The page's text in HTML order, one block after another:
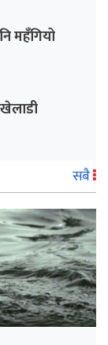
महँगियो
सबै